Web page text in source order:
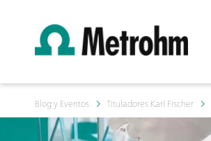
Blog y Eventos Tituladores Karl Fischer